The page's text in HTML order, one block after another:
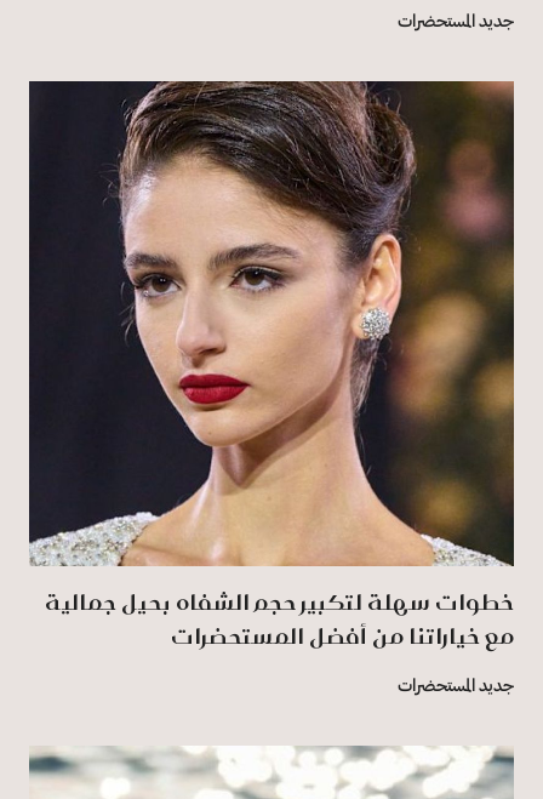
جديد المستحضرات
خطوات سهلة لتكبير حجم الشفاه بحيل جمالية
مع خياراتنا من أفضل المستحضرات
جديد المستحضرات